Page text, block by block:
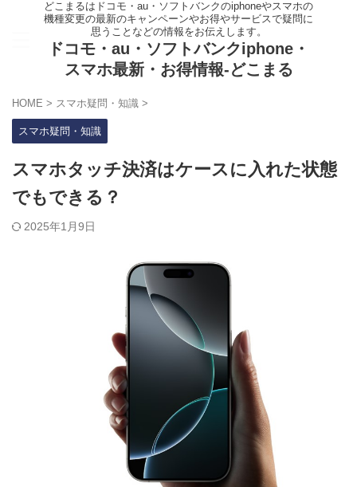
どこまるはドコモ・au・ソフトバンクのiphoneやスマホの
機種変更の最新のキャンペーンやお得やサービスで疑問に
思うことなどの情報をお伝えします。
ドコモ・au・ソフトバンクiphone・
スマホ最新・お得情報-どこまる
HOME > スマホ疑問・知識 >
スマホ疑問・知識
スマホタッチ決済はケースに入れた状態
でもできる？
2025年1月9日